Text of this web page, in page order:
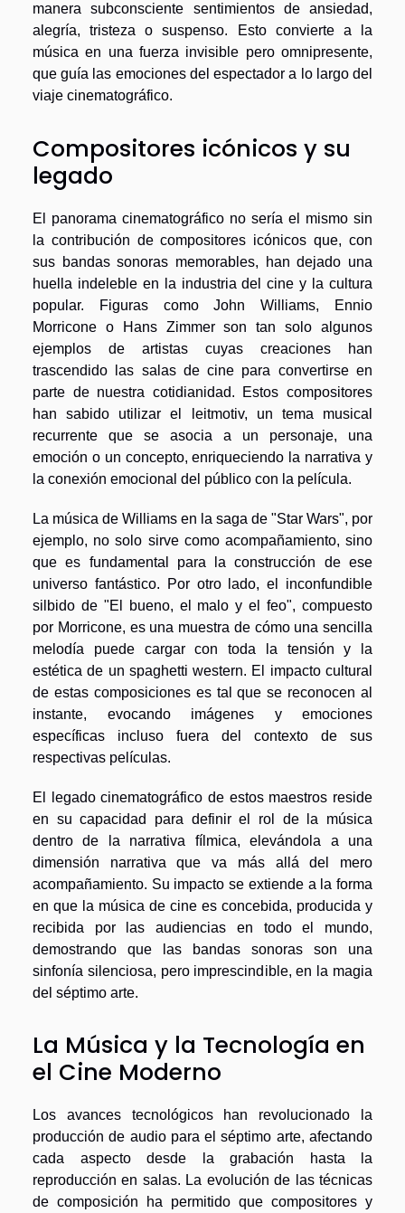
manera subconsciente sentimientos de ansiedad,
alegría, tristeza o suspenso. Esto convierte a la
música en una fuerza invisible pero omnipresente,
que guía las emociones del espectador a lo largo del
viaje cinematográfico.
Compositores icónicos y su
legado
El panorama cinematográfico no sería el mismo sin
la contribución de compositores icónicos que, con
sus bandas sonoras memorables, han dejado una
huella indeleble en la industria del cine y la cultura
popular. Figuras como John Williams, Ennio
Morricone o Hans Zimmer son tan solo algunos
ejemplos de artistas cuyas creaciones han
trascendido las salas de cine para convertirse en
parte de nuestra cotidianidad. Estos compositores
han sabido utilizar el leitmotiv, un tema musical
recurrente que se asocia a un personaje, una
emoción o un concepto, enriqueciendo la narrativa y
la conexión emocional del público con la película.
La música de Williams en la saga de "Star Wars", por
ejemplo, no solo sirve como acompañamiento, sino
que es fundamental para la construcción de ese
universo fantástico. Por otro lado, el inconfundible
silbido de "El bueno, el malo y el feo", compuesto
por Morricone, es una muestra de cómo una sencilla
melodía puede cargar con toda la tensión y la
estética de un spaghetti western. El impacto cultural
de estas composiciones es tal que se reconocen al
instante, evocando imágenes y emociones
específicas incluso fuera del contexto de sus
respectivas películas.
El legado cinematográfico de estos maestros reside
en su capacidad para definir el rol de la música
dentro de la narrativa fílmica, elevándola a una
dimensión narrativa que va más allá del mero
acompañamiento. Su impacto se extiende a la forma
en que la música de cine es concebida, producida y
recibida por las audiencias en todo el mundo,
demostrando que las bandas sonoras son una
sinfonía silenciosa, pero imprescindible, en la magia
del séptimo arte.
La Música y la Tecnología en
el Cine Moderno
Los avances tecnológicos han revolucionado la
producción de audio para el séptimo arte, afectando
cada aspecto desde la grabación hasta la
reproducción en salas. La evolución de las técnicas
de composición ha permitido que compositores y